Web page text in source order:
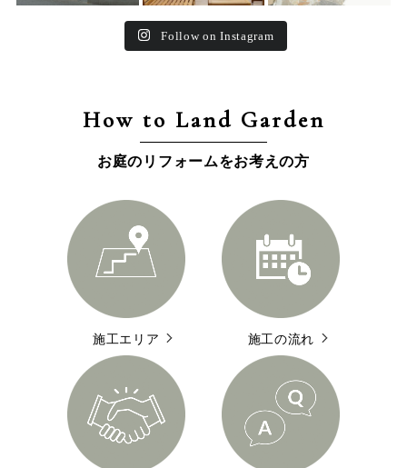
Follow on Instagram
How to Land Garden
お庭のリフォームをお考えの方
施工エリア 施工の流れ